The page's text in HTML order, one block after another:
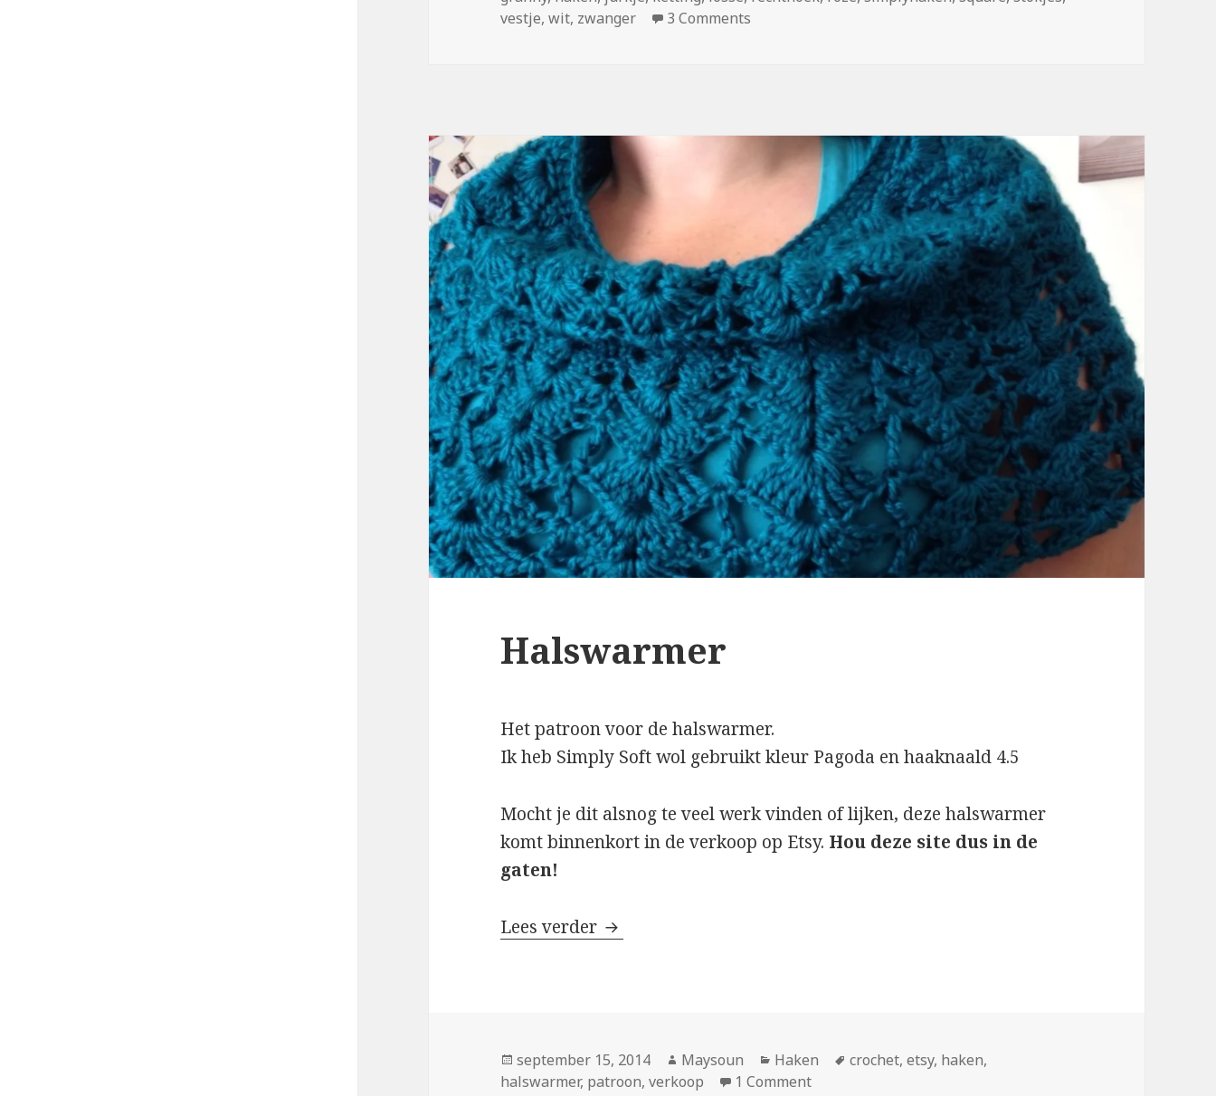
vestje,wit, zwanger 3 Comments
Halswarmer
Het patroon voor de halswarmer.
Ik heb Simply Soft wol gebruikt kleur Pagoda en haaknaald 4.5
Mocht je dit alsnog te veel werk vinden of lijken, deze halswarmer
komt binnenkort in de verkoop op Etsy. Hou deze site dus in de
gaten!
Lees verder Halswarmer
Geplaatst
op
september 15, 2014 Auteur
Maysoun Categorieën
Haken Tags
crochet,etsy, haken,
halswarmer, patroon,verkoop 1 Comment